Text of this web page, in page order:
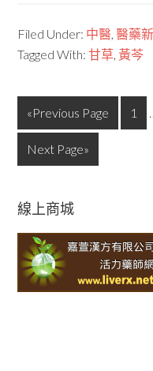
Filed Under: 中醫,醫藥
Tagged With:甘草, 黃芩
«Previous Page 1
Next Page»
線上商城